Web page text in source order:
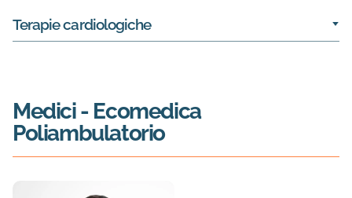
Terapie cardiologiche
Medici- Ecomedica
Poliambulatorio